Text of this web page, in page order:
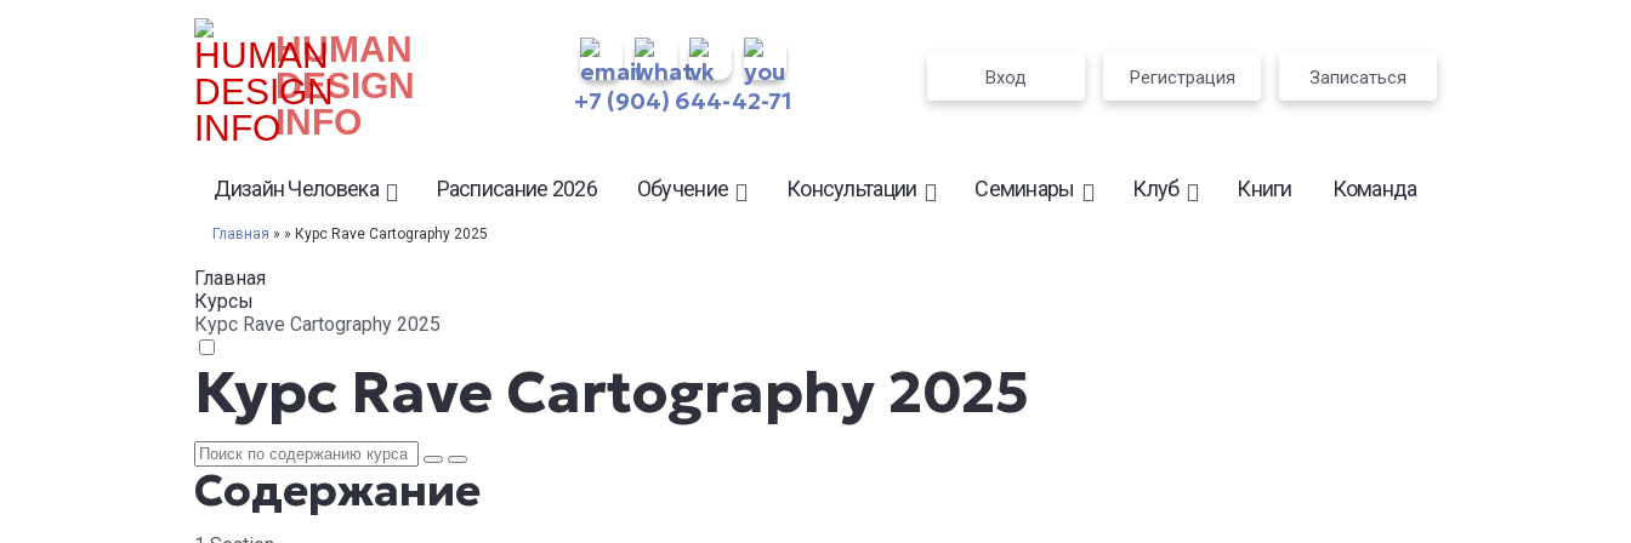
HUMAN
DESIGN
INFO
+7 (904) 644-42-71
Вход Регистрация Записаться
Дизайн Человека Расписание 2026 Обучение Консультации Семинары Клуб Книги Команда
Главная » » Курс Rave Cartography 2025
Главная
Курсы
Курс Rave Cartography 2025
Курс Rave Cartography 2025
Содержание